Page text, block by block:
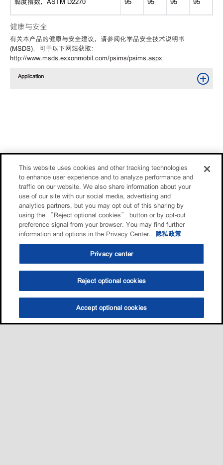
选油助手 查找门店
黏度指数， ASTM D2270 95 95 95 95
健康与安全
有关本产品的健康与安全建议，请参阅化学品安全技术说明书
(MSDS)，可于以下网站获取：
http://www.msds.exxonmobil.com/psims/psims.aspx
Application
This website uses cookies and other tracking technologies
to enhance user experience and to analyze performance and
traffic on our website. We also share information about your
use of our site with our social media, advertising and
analytics partners, but you may opt out of this sharing by
using the “Reject optional cookies” button or by opt-out
preference signal from your browser. You may find further
information and options in the Privacy Center.
隐私政策
Privacy center
Reject optional cookies
Accept optional cookies